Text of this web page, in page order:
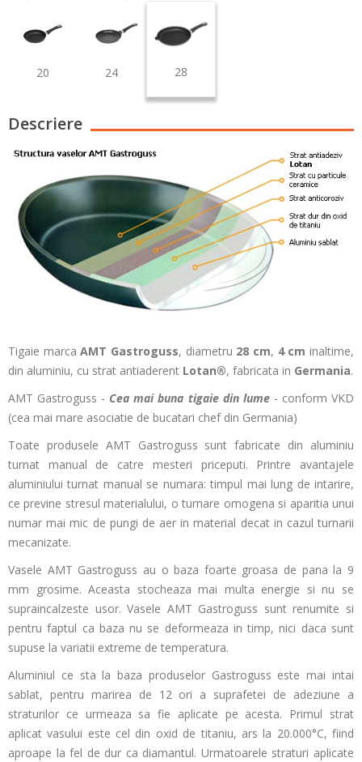
20 24 28
Descriere
Tigaie marcaAMT Gastroguss, diametru 28 cm, 4 cm inaltime,
din aluminiu, cu strat antiaderent Lotan®, fabricata in Germania.
AMT Gastroguss - Cea mai buna tigaie din lume- conform VKD
(cea mai mare asociatie de bucatari chef din Germania)
Toate produsele AMT Gastroguss sunt fabricate din aluminiu
turnat manual de catre mesteri priceputi. Printre avantajele
aluminiului turnat manual se numara: timpul mai lung de intarire,
ce previne stresul materialului, o turnare omogena si aparitia unui
numar mai mic de pungi de aer in material decat in cazul turnarii
mecanizate.
Vasele AMT Gastroguss au o baza foarte groasa de pana la 9
mm grosime. Aceasta stocheaza mai multa energie si nu se
supraincalzeste usor. Vasele AMT Gastroguss sunt renumite si
pentru faptul ca baza nu se deformeaza in timp, nici daca sunt
supuse la variatii extreme de temperatura.
Aluminiul ce sta la baza produselor Gastroguss este mai intai
sablat, pentru marirea de 12 ori a suprafetei de adeziune a
straturilor ce urmeaza sa fie aplicate pe acesta. Primul strat
aplicat vasului este cel din oxid de titaniu, ars la 20.000°C, fiind
aproape la fel de dur ca diamantul. Urmatoarele straturi aplicate